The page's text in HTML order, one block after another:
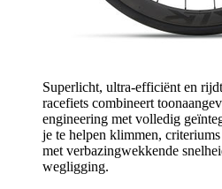
Superlicht, ultra-efficiënt en
racefiets combineert
engineering met volledig
je te helpen klimmen,
met verbazingwekkende
wegligging.